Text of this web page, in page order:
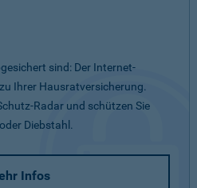
sind: Der Internet-
Ihrer Hausratversicherung.
Radar und schützen Sie
Diebstahl.
Infos